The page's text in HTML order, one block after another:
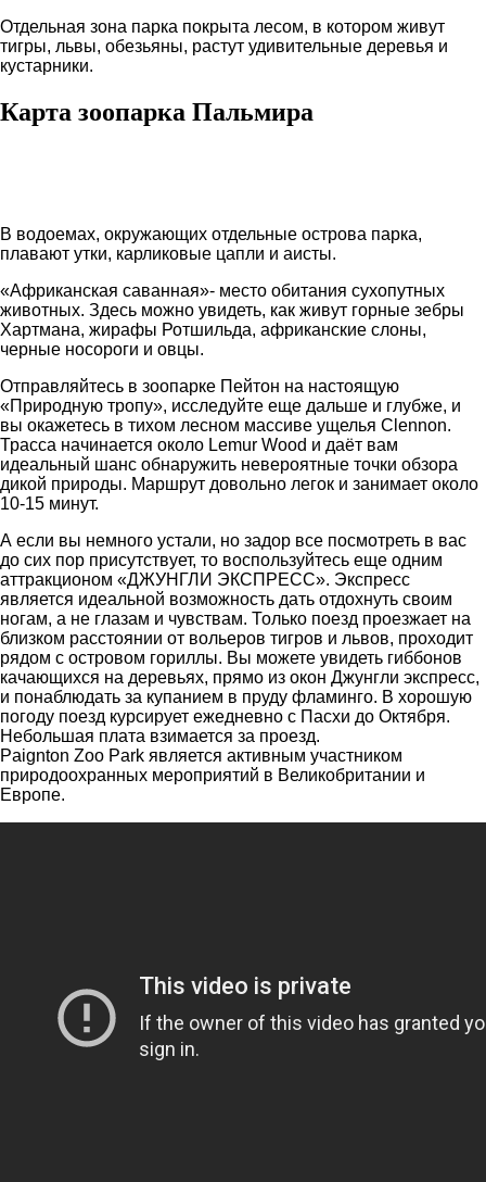
Отдельная зона парка покрыта лесом, в котором живут
тигры, львы, обезьяны, растут удивительные деревья и
кустарники.
Карта зоопарка Пальмира
В водоемах, окружающих отдельные острова парка,
плавают утки, карликовые цапли и аисты.
«Африканская саванная»- место обитания сухопутных
животных. Здесь можно увидеть, как живут горные зебры
Хартмана, жирафы Ротшильда, африканские слоны,
черные носороги и овцы.
Отправляйтесь в зоопарке Пейтон на настоящую
«Природную тропу», исследуйте еще дальше и глубже, и
вы окажетесь в тихом лесном массиве ущелья Clennon.
Трасса начинается около Lemur Wood и даёт вам
идеальный шанс обнаружить невероятные точки обзора
дикой природы. Маршрут довольно легок и занимает около
10-15 минут.
А если вы немного устали, но задор все посмотреть в вас
до сих пор присутствует, то воспользуйтесь еще одним
аттракционом «ДЖУНГЛИ ЭКСПРЕСС». Экспресс
является идеальной возможность дать отдохнуть своим
ногам, а не глазам и чувствам. Только поезд проезжает на
близком расстоянии от вольеров тигров и львов, проходит
рядом с островом гориллы. Вы можете увидеть гиббонов
качающихся на деревьях, прямо из окон Джунгли экспресс,
и понаблюдать за купанием в пруду фламинго. В хорошую
погоду поезд курсирует ежедневно с Пасхи до Октября.
Небольшая плата взимается за проезд.
Paignton Zoo Park является активным участником
природоохранных мероприятий в Великобритании и
Европе.